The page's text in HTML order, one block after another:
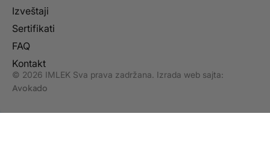
Izveštaji
Sertifikati
FAQ
Kontakt
© 2026 IMLEK Sva prava zadržana. Izrada web sajta:
Avokado